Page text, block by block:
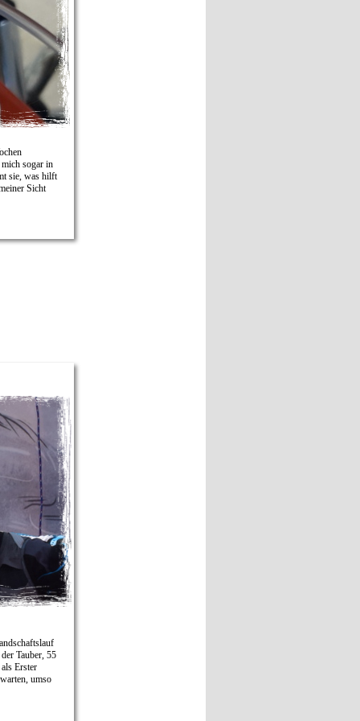
sogar in
sie, was hilft
Sicht
Tauber, 55
Erster
umso